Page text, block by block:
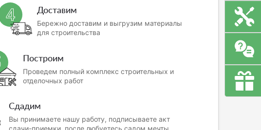
4 Доставим
Бережно доставим и выгрузим материалы
для строительства
Построим
Проведем полный комплекс строительных и
отделочных работ
Сдадим
Вы принимаете нашу работу, подписываете акт
сдачи-приемки, после любуетесь садом мечты